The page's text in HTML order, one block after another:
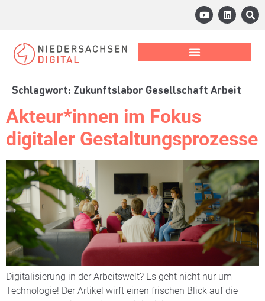
Schlagwort: Zukunftslabor Gesellschaft Arbeit
Akteur*innen im Fokus
digitaler Gestaltungsprozesse
Digitalisierung in der Arbeitswelt? Es geht nicht nur um
Technologie! Der Artikel wirft einen frischen Blick auf die